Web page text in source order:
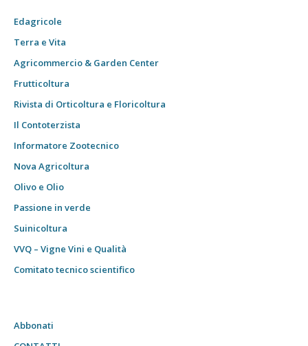
Edagricole
Terra e Vita
Agricommercio & Garden Center
Frutticoltura
Rivista di Orticoltura e Floricoltura
Il Contoterzista
Informatore Zootecnico
Nova Agricoltura
Olivo e Olio
Passione in verde
Suinicoltura
VVQ – Vigne Vini e Qualità
Comitato tecnico scientifico
Abbonati